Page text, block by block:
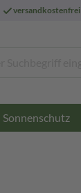
versandkostenfrei
Sonnenschutz